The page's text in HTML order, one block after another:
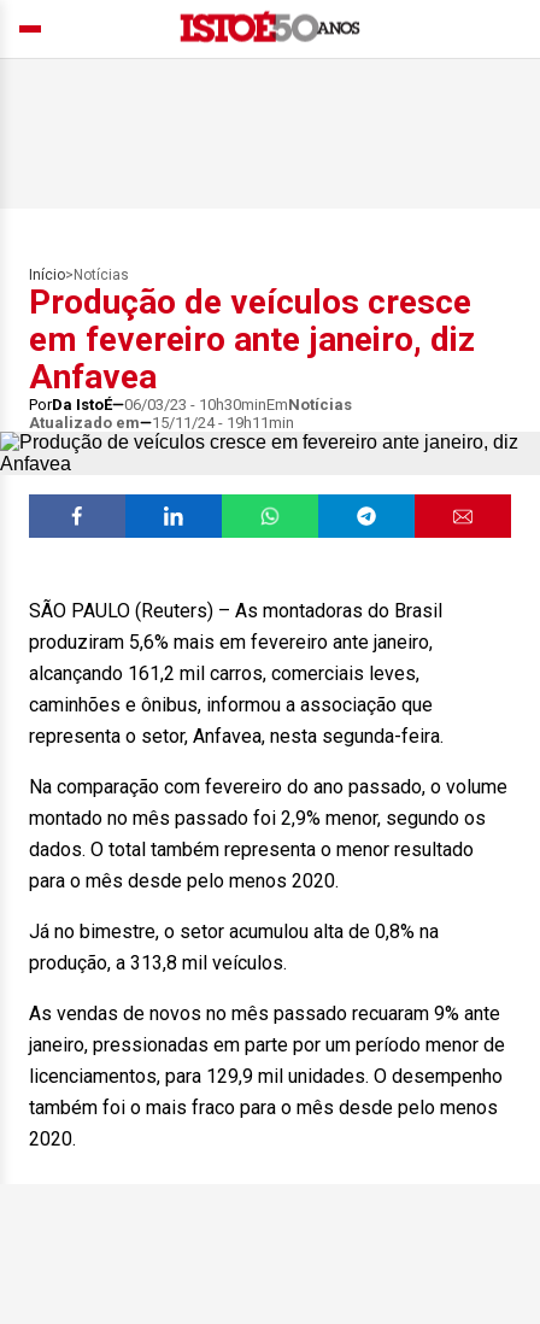
Início> Notícias
Produção de veículos cresce
em fevereiro ante janeiro, diz
Anfavea
PorDa IstoÉ 06/03/23 - 10h30minEmNotícias
Atualizado em
15/11/24 - 19h11min
SÃO PAULO (Reuters) – As montadoras do Brasil
produziram 5,6% mais em fevereiro ante janeiro,
alcançando 161,2 mil carros, comerciais leves,
caminhões e ônibus, informou a associação que
representa o setor, Anfavea, nesta segunda-feira.
Na comparação com fevereiro do ano passado, o volume
montado no mês passado foi 2,9% menor, segundo os
dados. O total também representa o menor resultado
para o mês desde pelo menos 2020.
Já no bimestre, o setor acumulou alta de 0,8% na
produção, a 313,8 mil veículos.
As vendas de novos no mês passado recuaram 9% ante
janeiro, pressionadas em parte por um período menor de
licenciamentos, para 129,9 mil unidades. O desempenho
também foi o mais fraco para o mês desde pelo menos
2020.